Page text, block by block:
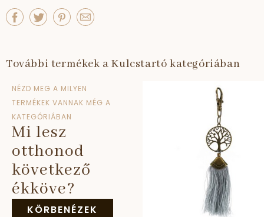
További termékek a Kulcstartó kategóriában
NÉZD MEG A MILYEN
TERMÉKEK VANNAK MÉG A
KATEGÓRIÁBAN
Mi lesz
otthonod
következő
ékköve?
KÖRBENÉZEK